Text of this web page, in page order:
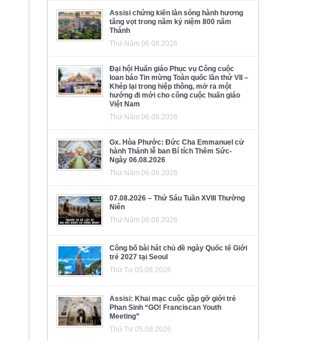
Assisi chứng kiến làn sóng hành hương
tăng vọt trong năm kỷ niệm 800 năm
Thánh
Thứ Năm 06.08.2026
Đại hội Huấn giáo Phục vụ Công cuộc
loan báo Tin mừng Toàn quốc lần thứ VII –
Khép lại trong hiệp thông, mở ra một
hướng đi mới cho công cuộc huấn giáo
Việt Nam
Thứ Năm 06.08.2026
Gx. Hòa Phước: Đức Cha Emmanuel cử
hành Thánh lễ ban Bí tích Thêm Sức-
Ngày 06.08.2026
Thứ Năm 06.08.2026
07.08.2026 – Thứ Sáu Tuần XVIII Thường
Niên
Thứ Năm 06.08.2026
Công bố bài hát chủ đề ngày Quốc tế Giới
trẻ 2027 tại Seoul
Thứ Tư 05.08.2026
Assisi: Khai mạc cuộc gặp gỡ giới trẻ
Phan Sinh “GO! Franciscan Youth
Meeting”
Thứ Tư 05.08.2026